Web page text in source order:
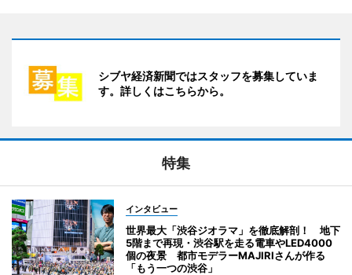
シブヤ経済新聞ではスタッフを募集していま
す。詳しくはこちらから。
特集
インタビュー
世界最大「渋谷ジオラマ」を徹底解剖！ 地下
5階まで再現・渋谷駅を走る電車やLED4000
個の夜景 都市モデラーMAJIRIさんが作る
「もう一つの渋谷」